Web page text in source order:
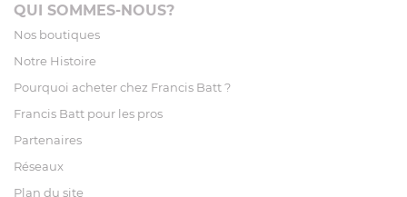
QUI SOMMES-NOUS?
Nos boutiques
Notre Histoire
Pourquoi acheter chez Francis Batt ?
Francis Batt pour les pros
Partenaires
Réseaux
Plan du site